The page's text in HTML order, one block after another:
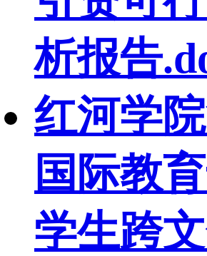
析报告
红河学
国际教
学生跨